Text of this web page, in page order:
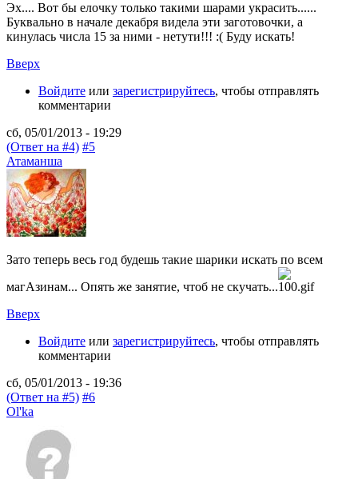
Эх.... Вот бы елочку только такими шарами украсить......
Буквально в начале декабря видела эти заготовочки, а
кинулась числа 15 за ними - нетути!!! :( Буду искать!
Вверх
Войдите или зарегистрируйтесь, чтобы отправлять
комментарии
сб, 05/01/2013 - 19:29
(Ответ на #4) #5
Атаманша
Зато теперь весь год будешь такие шарики искать по всем
магАзинам... Опять же занятие, чтоб не скучать...
Вверх
Войдите или зарегистрируйтесь, чтобы отправлять
комментарии
сб, 05/01/2013 - 19:36
(Ответ на #5) #6
Ol'ka